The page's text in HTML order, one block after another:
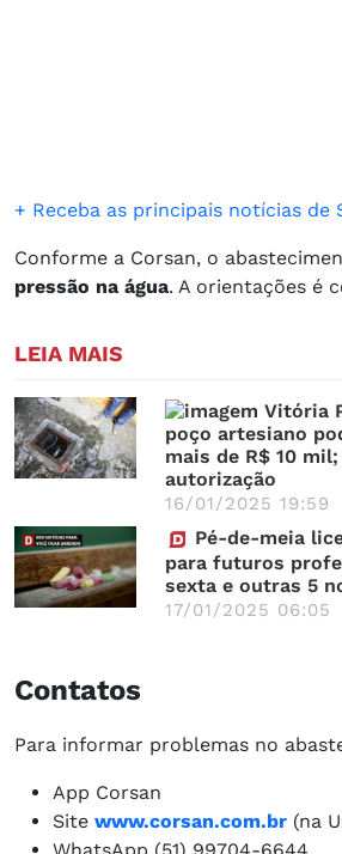
​+ Receba as principais notícias de
Conforme a Corsan, o
pressão na água. A orientações é
LEIA MAIS
poço artesiano
mais de R$ 10
autorização
16/01/2025 19:59
Pé-de-meia
para futuros
sexta e outras 5
17/01/2025 06:05
Contatos
Para informar problemas no
App Corsan
Site www.corsan.com.br (na